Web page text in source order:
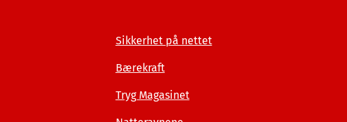
Sikkerhet på nettet
Bærekraft
Tryg Magasinet